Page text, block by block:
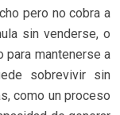
pero no cobra a
sin venderse, o
para mantenerse a
sobrevivir sin
como un proceso